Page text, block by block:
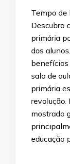
Tempo de
Descubra
primária
dos
sala de
primária
revolução.
mostrado
educação